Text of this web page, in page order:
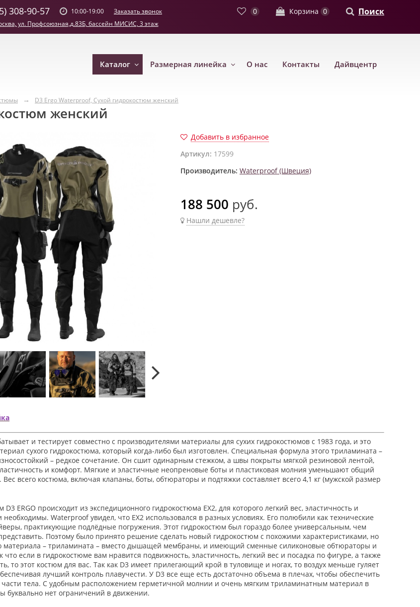
308-90-57 10:00-19:00 Заказать звонок 0 Корзина 0 Поиск
ул. Профсоюзная,д.83Б, бассейн МИСИС, 3 этаж
Каталог Размерная линейка О нас Контакты Дайвцентр
D3 Ergo Waterproof, Сухой гидрокостюм женский
женский
Добавить в избранное
Артикул: 17599
Производитель: Waterproof (Швеция)
188 500 руб.
Нашли дешевле?
и тестирует совместно с производителями материалы для сухих гидрокостюмов с 1983 года, и это
сухого гидрокостюма, который когда-либо был изготовлен. Специальная формула этого триламината –
– редкое сочетание. Он сшит одинарным стежком, а швы покрыты мягкой резиновой лентой,
и комфорт. Мягкие и эластичные неопреновые боты и пластиковая молния уменьшают общий
Вес всего костюма, включая клапаны, боты, обтюраторы и подтяжки составляет всего 4,1 кг (мужской размер
D3 ERGO происходит из экспедиционного гидрокостюма EX2, для которого легкий вес, эластичность и
Waterproof увидел, что EX2 использовался в разных условиях. Его полюбили как технические
практикующие подлёдные погружения. Этот гидрокостюм был гораздо более универсальным, чем
Поэтому было принято решение сделать новый гидрокостюм с похожими характеристиками, но
материала – триламината – вместо дышащей мембраны, и имеющий сменные силиконовые обтюраторы и
что если в гидрокостюме вам нравится подвижность, эластичность, легкий вес и посадка по фигуре, а также
то этот костюм для вас. Так как D3 имеет прилегающий крой в туловище и ногах, то воздух меньше гуляет
лучший контроль плавучести. У D3 все еще есть достаточно объема в плечах, чтобы обеспечить
части тела. С удобным расположением герметичной молнии и очень мягким триламинатным материал в
буквально нет ограничений в движении.